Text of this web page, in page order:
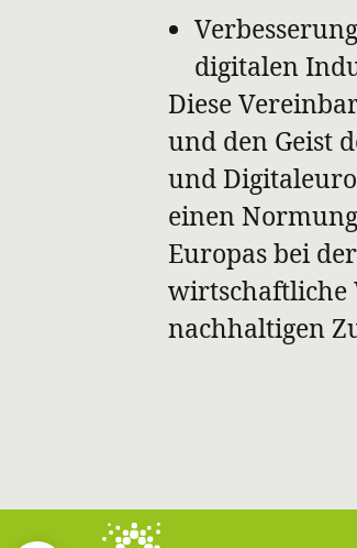
digitalen
Diese
und den Geist
und
einen
Europas bei
wirtschaftliche
nachhaltigen